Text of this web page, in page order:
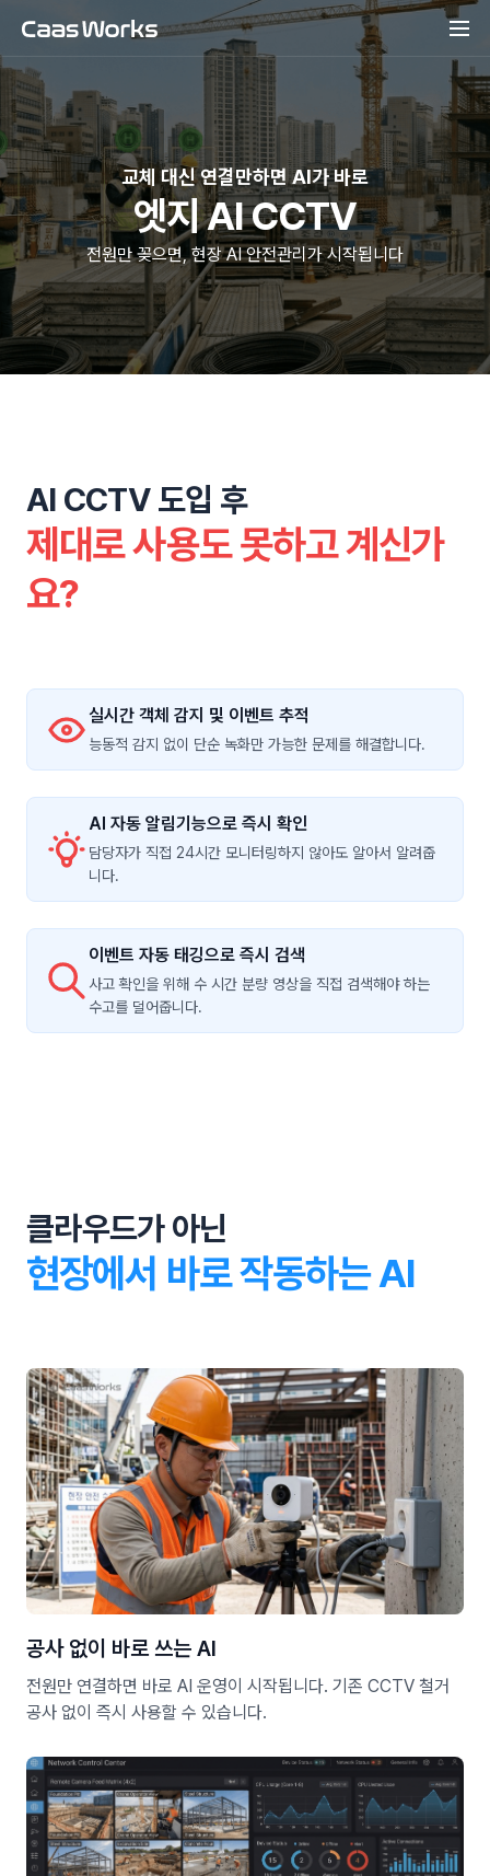
교체 대신 연결만하면 AI가 바로
엣지 AI CCTV
전원만 꽂으면, 현장 AI 안전관리가 시작됩니다
AI CCTV 도입 후
제대로 사용도 못하고 계신가
요?
실시간 객체 감지 및 이벤트 추적
능동적 감지 없이 단순 녹화만 가능한 문제를 해결합니다.
AI 자동 알림기능으로 즉시 확인
담당자가 직접 24시간 모니터링하지 않아도 알아서 알려줍
니다.
이벤트 자동 태깅으로 즉시 검색
사고 확인을 위해 수 시간 분량 영상을 직접 검색해야 하는
수고를 덜어줍니다.
클라우드가 아닌
현장에서 바로 작동하는 AI
공사 없이 바로 쓰는 AI
전원만 연결하면 바로 AI 운영이 시작됩니다. 기존 CCTV 철거
공사 없이 즉시 사용할 수 있습니다.